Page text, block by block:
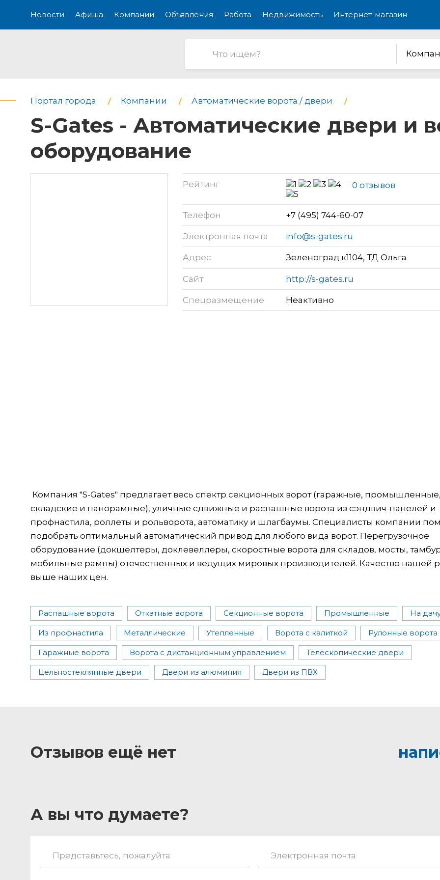
Новости Афиша Компании Объявления Работа Недвижимость Интернет-магазин
Портал города Компании Автоматические ворота / двери
S-Gates - Автоматические двери и
оборудование
Рейтинг 0 отзывов
Телефон +7 (495) 744-60-07
Электронная почта info@s-gates.ru
Адрес Зеленоград к1104, ТД Ольга
Сайт http://s-gates.ru
Спецразмещение Неактивно
Компания "S-Gates" предлагает весь спектр секционных ворот (гаражные,
складские и панорамные), уличные сдвижные и распашные ворота из сэндвич-панелей и
профнастила, роллеты и рольворота, автоматику и шлагбаумы. Специалисты компании
подобрать оптимальный автоматический привод для любого вида ворот. Перегрузочное
оборудование (докшелтеры, доклевеллеры, скоростные ворота для складов, мосты,
мобильные рампы) отечественных и ведущих мировых производителей. Качество нашей
выше наших цен.
Распашные ворота Откатные ворота Секционные ворота Промышленные На
Из профнастила Металлические Утепленные Ворота с калиткой Рулонные ворота
Гаражные ворота Ворота с дистанционным управлением Телескопические двери
Цельностеклянные двери Двери из алюминия Двери из ПВХ
Отзывов ещё нет
А вы что думаете?